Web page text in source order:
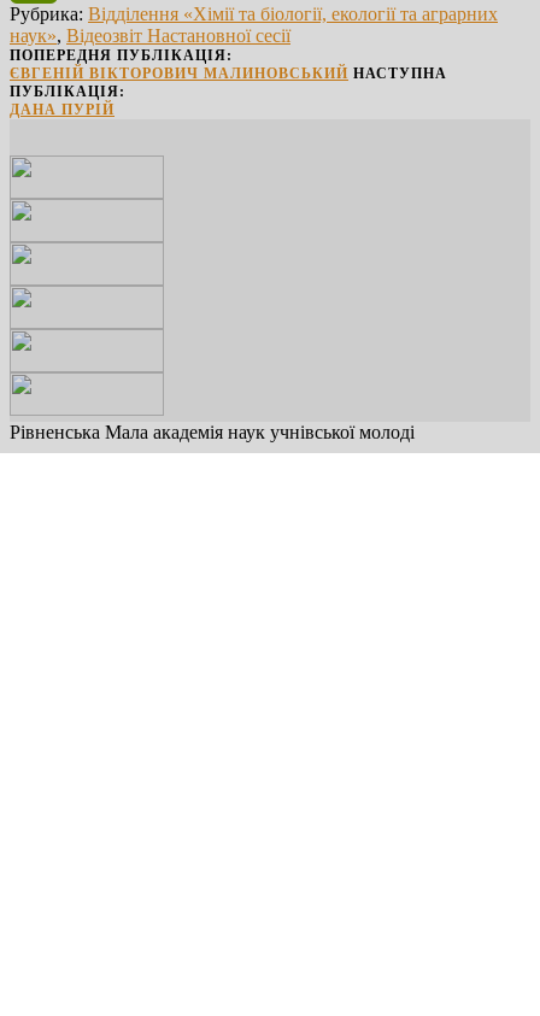
PrintFriendly
Рубрика: Відділення «Хімії та біології, екології та аграрних
наук», Відеозвіт Настановної сесії
ПОПЕРЕДНЯ ПУБЛІКАЦІЯ:
ЄВГЕНІЙ ВІКТОРОВИЧ МАЛИНОВСЬКИЙ НАСТУПНА
ПУБЛІКАЦІЯ:
ДАНА ПУРІЙ
Рівненська Мала академія наук учнівської молоді